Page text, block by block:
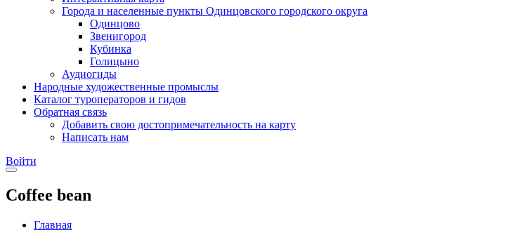
Города и населенные пункты Одинцовского городского округа
Одинцово
Звенигород
Кубинка
Голицыно
Аудиогиды
Народные художественные промыслы
Каталог туроператоров и гидов
Обратная связь
Добавить свою достопримечательность на карту
Написать нам
Войти
Coffee bean
Главная